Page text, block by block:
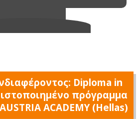
Diploma in
πρόγραμμα
ACADEMY (Hellas)